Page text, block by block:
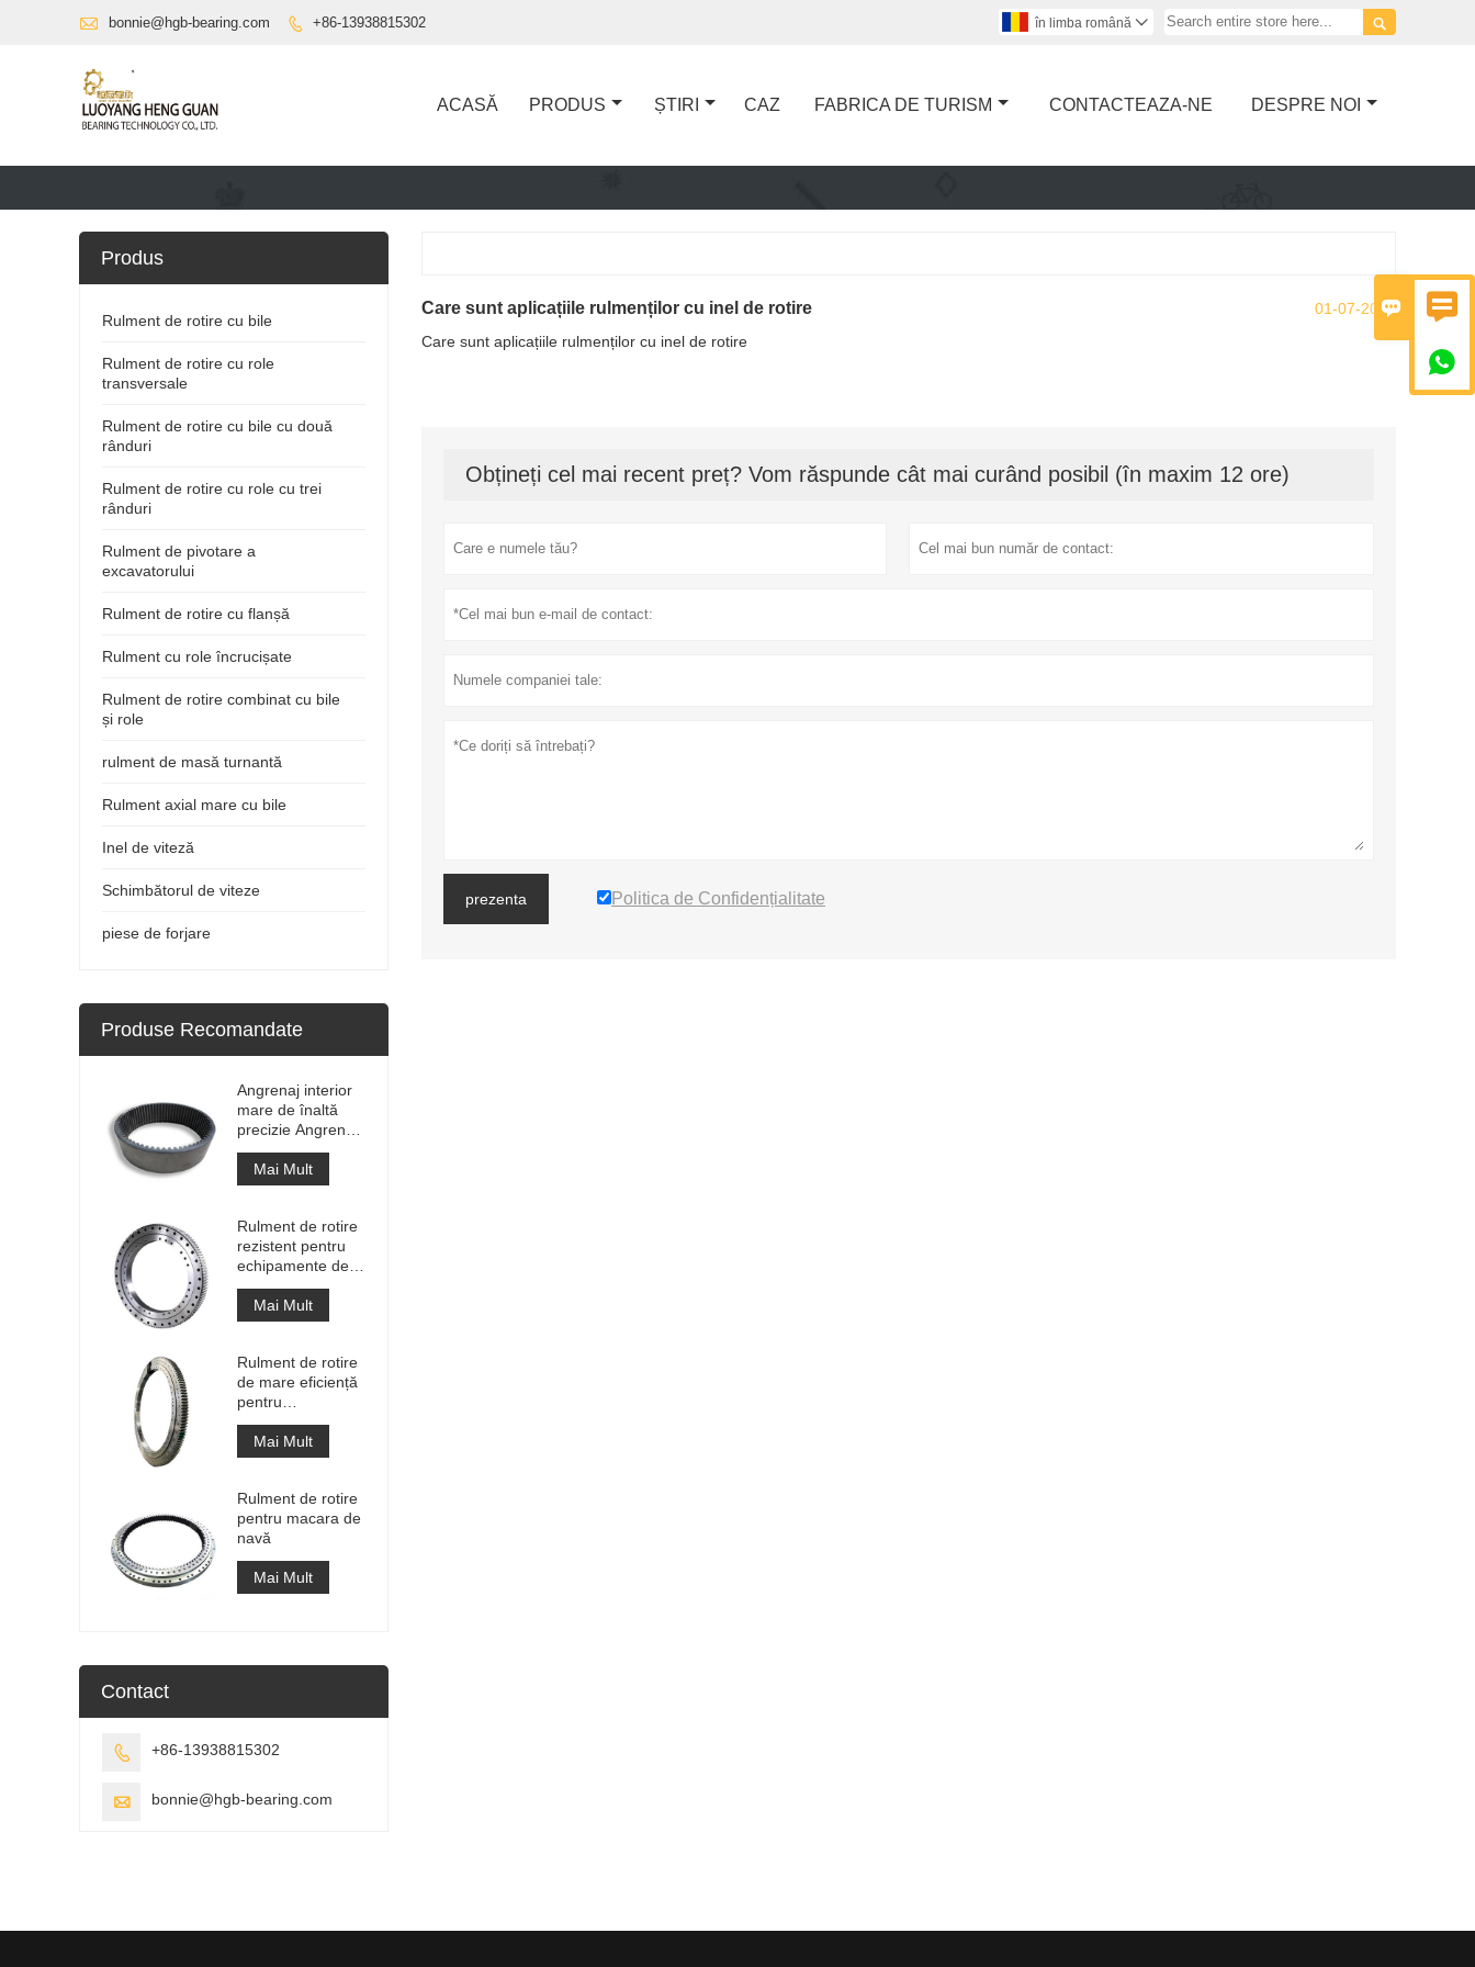
 

 bonnie@hgb-bearing.com  +86-13938815302 
în limba română 
ACASĂ PRODUS ȘTIRI CAZ FABRICA DE TURISM CONTACTEAZA-NE DESPRE NOI
Care sunt aplicațiile rulmenților cu inel de rotire
Care sunt aplicațiile rulmenților cu inel de rotire
01-07-2023
Obțineți cel mai recent preț? Vom răspunde cât mai curând posibil (în maxim 12 ore)
prezenta Politica de Confidențialitate
Produs
Rulment de rotire cu bile
Rulment de rotire cu role
transversale
Rulment de rotire cu bile cu două
rânduri
Rulment de rotire cu role cu trei
rânduri
Rulment de pivotare a
excavatorului
Rulment de rotire cu flanșă
Rulment cu role încrucișate
Rulment de rotire combinat cu bile
și role
rulment de masă turnantă
Rulment axial mare cu bile
Inel de viteză
Schimbătorul de viteze
piese de forjare
Produse Recomandate
Angrenaj interior
mare de înaltă
precizie Angrenaj
de circumferință
din metal cilindru
cu tratament de
Mai Mult
Rulment de rotire
rezistent pentru
echipamente de
macara portuară
Mai Mult
Rulment de rotire
de mare eficiență
pentru
recuperatorul de
stivuitoare
Mai Mult
Rulment de rotire
pentru macara de
navă
Mai Mult
Contact
 +86-13938815302
 bonnie@hgb-bearing.com